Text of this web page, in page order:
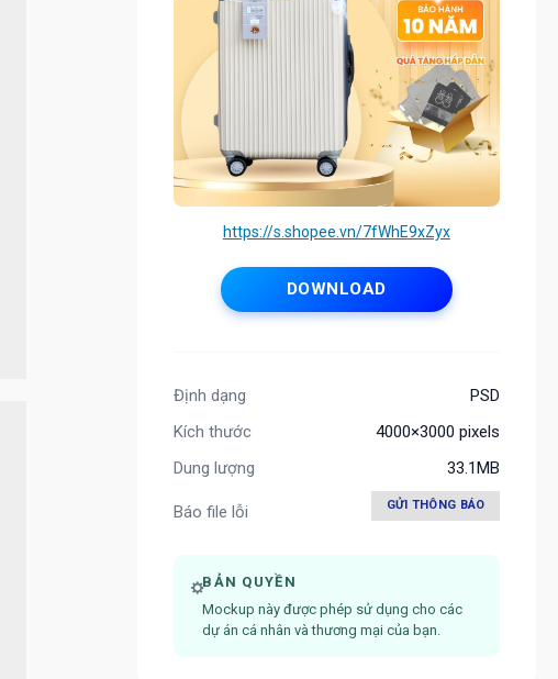
https://s.shopee.vn/7fWhE9xZyx
DOWNLOAD
Định dạng
PSD
Kích thước
4000×3000 pixels
Dung lượng
33.1MB
Báo file lỗi GỬI THÔNG BÁO
BẢN QUYỀN
Mockup này được phép sử dụng cho các
dự án cá nhân và thương mại của bạn.